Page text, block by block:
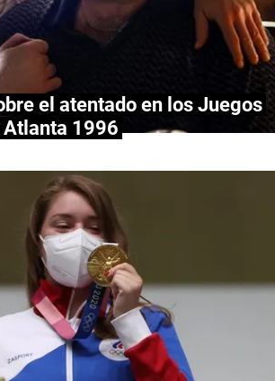
STAFF | CONTACTO
Políticas de Privacidad
Ad Choices
Bolavip, al igual que Futbol Sites, es una
compañía perteneciente a Better Collective.
el atentado en los Juegos
1996